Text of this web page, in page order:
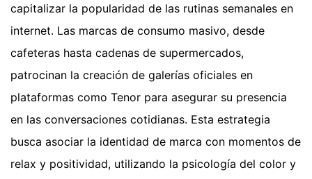
capitalizar la popularidad de las rutinas semanales en
internet. Las marcas de consumo masivo, desde
cafeteras hasta cadenas de supermercados,
patrocinan la creación de galerías oficiales en
plataformas como Tenor para asegurar su presencia
en las conversaciones cotidianas. Esta estrategia
busca asociar la identidad de marca con momentos de
relax y positividad, utilizando la psicología del color y